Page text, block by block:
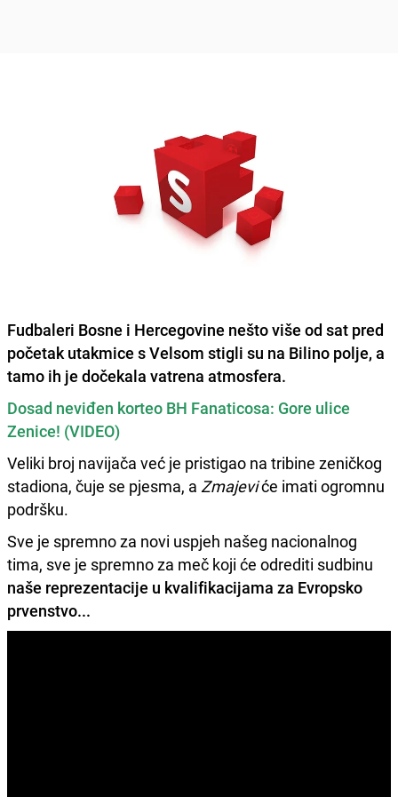
Fudbaleri Bosne i Hercegovine nešto više od sat pred
početak utakmice sVelsom stigli su na Bilino polje, a
tamo ih je dočekala vatrena atmosfera.
Dosad neviđen korteo BH Fanaticosa: Gore ulice
Zenice! (VIDEO)
Veliki broj navijača već je pristigao na tribine zeničkog
stadiona, čuje se pjesma, a Zmajeviće imati ogromnu
podršku.
Sve je spremno za novi uspjeh našeg nacionalnog
tima, sve je spremno za meč koji će odrediti sudbinu
naše reprezentacije u kvalifikacijama za Evropsko
prvenstvo...